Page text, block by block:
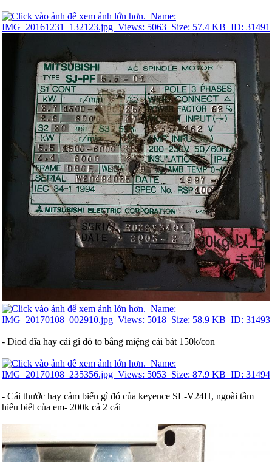
- Diod đĩa hay cái gì đó to bằng miệng cái bát 150k/con
- Cái thước hay cảm biến gì đó của keyence SL-V24H, ngoài tầm
hiểu biết của em- 200k cả 2 cái